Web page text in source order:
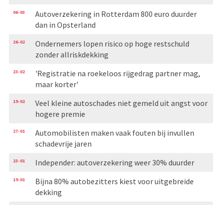
06-03
Autoverzekering in Rotterdam 800 euro duurder
dan in Opsterland
26-02
Ondernemers lopen risico op hoge restschuld
zonder allriskdekking
23-02
'Registratie na roekeloos rijgedrag partner mag,
maar korter'
19-02
Veel kleine autoschades niet gemeld uit angst voor
hogere premie
27-01
Automobilisten maken vaak fouten bij invullen
schadevrije jaren
23-01 Independer: autoverzekering weer 30% duurder
19-01
Bijna 80% autobezitters kiest voor uitgebreide
dekking